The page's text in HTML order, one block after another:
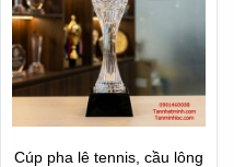
Cúp pha lê tennis, cầu lông